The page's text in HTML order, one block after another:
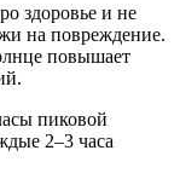
здоровье и не
на повреждение.
повышает
пиковой
2–3 часа